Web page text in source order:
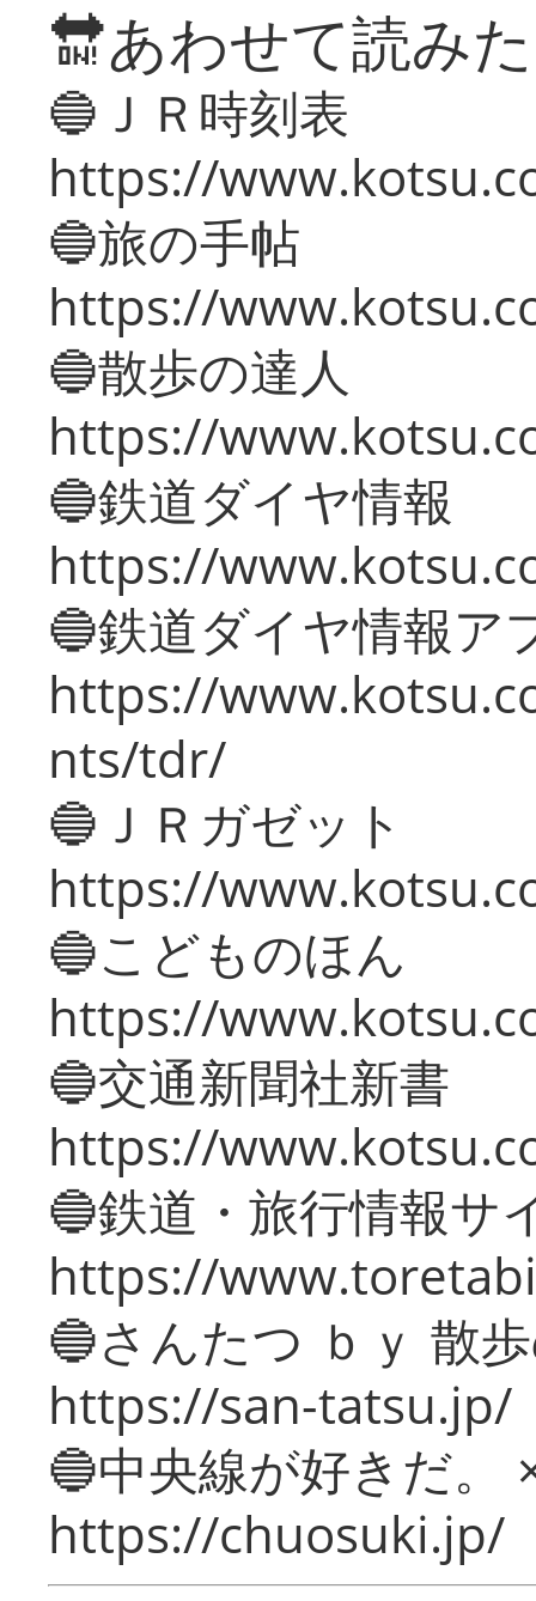
🔛あわせて読み
🔵ＪＲ時刻表
https://
🔵旅の手帖
https://
🔵散歩の達人
https://
🔵鉄道ダイヤ情報
https://
🔵鉄道ダイヤ情報ア
https://
nts/tdr/
🔵ＪＲガゼット
https://
🔵こどものほん
https://
🔵交通新聞社新書
https://
🔵鉄道・旅行情報サ
https://
🔵さんたつ ｂｙ 散
https://san-tatsu.jp/
🔵中央線が好きだ。
https://chuosuki.jp/